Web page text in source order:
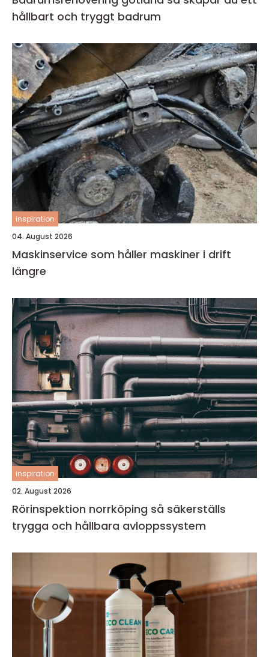
hållbart och tryggt badrum
inspiration
04. August 2026
Maskinservice som håller maskiner i drift
längre
inspiration
02. August 2026
Rörinspektion norrköping så säkerställs
trygga och hållbara avloppssystem